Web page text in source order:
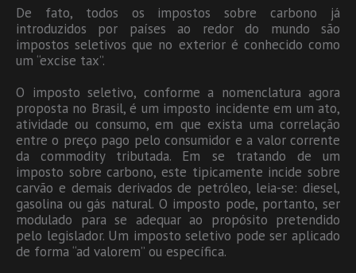
De fato, todos os impostos sobre carbono já
introduzidos por países ao redor do mundo são
impostos seletivos que no exterior é conhecido como
um “excise tax”.
O imposto seletivo, conforme a nomenclatura agora
proposta no Brasil, é um imposto incidente em um ato,
atividade ou consumo, em que exista uma correlação
entre o preço pago pelo consumidor e a valor corrente
da commodity tributada. Em se tratando de um
imposto sobre carbono, este tipicamente incide sobre
carvão e demais derivados de petróleo, leia-se: diesel,
gasolina ou gás natural. O imposto pode, portanto, ser
modulado para se adequar ao propósito pretendido
pelo legislador. Um imposto seletivo pode ser aplicado
de forma “ad valorem” ou específica.